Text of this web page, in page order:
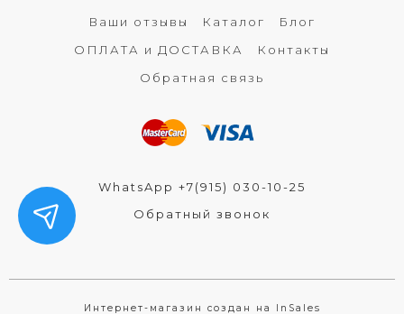
Ваши отзывы Каталог
Блог
ОПЛАТА и ДОСТАВКА
Контакты
Обратная связь
WhatsApp +7(915) 030-10-25
Обратный звонок
Интернет-магазин создан на InSales